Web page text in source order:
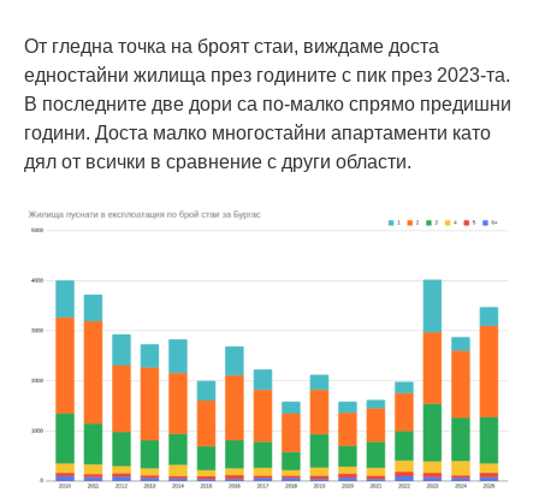
От гледна точка на броят стаи, виждаме доста
едностайни жилища през годините с пик през 2023-та.
В последните две дори са по-малко спрямо предишни
години. Доста малко многостайни апартаменти като
дял от всички в сравнение с други области.